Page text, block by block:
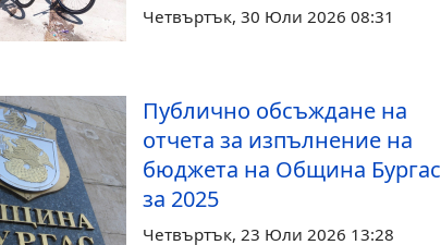
Четвъртък, 30 Юли 2026 08:31
Публично обсъждане на
отчета за изпълнение на
бюджета на Община Бургас
за 2025
Четвъртък, 23 Юли 2026 13:28